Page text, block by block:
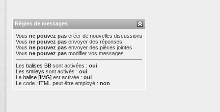
Règles de messages
Vous ne pouvez pas créer de nouvelles discussions
Vous ne pouvez pas envoyer des réponses
Vous ne pouvez pas envoyer des pièces jointes
Vous ne pouvez pas modifier vos messages
Les balises BB sont activées : oui
Les smileys sont activés : oui
La balise [IMG] est activée : oui
Le code HTML peut être employé : non